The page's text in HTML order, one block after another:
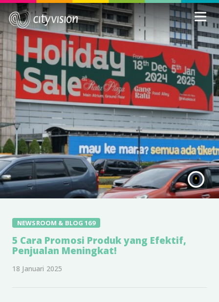
NEWSROOM & BLOG 169
5 Cara Promosi Produk yang Efektif,
Penjualan Meningkat!
18 Januari 2025